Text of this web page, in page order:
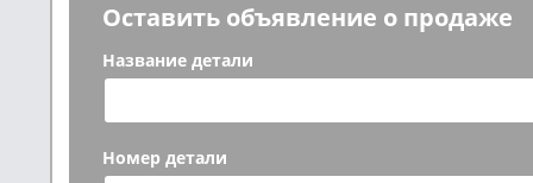
Оставить объявление о продаже
Название детали
Номер детали